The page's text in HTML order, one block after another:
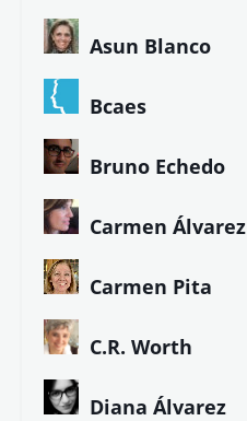
Asun Blanco
Bcaes
Bruno Echedo
Carmen Álvarez
Carmen Pita
C.R. Worth
Diana Álvarez